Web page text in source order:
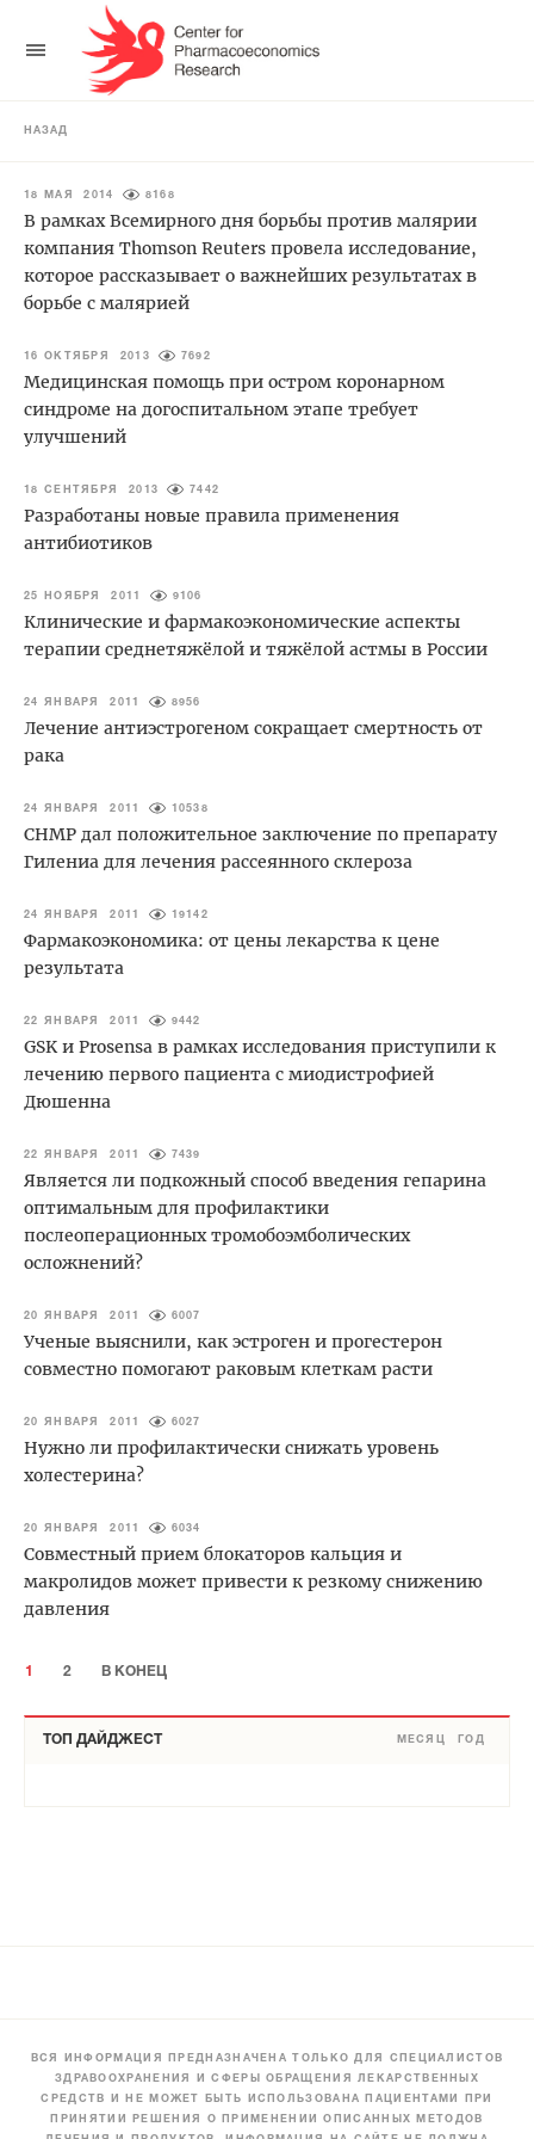
НАЗАД
18 МАЯ 2014 8168
В рамках Всемирного дня борьбы против малярии
компания Thomson Reuters провела исследование,
которое рассказывает о важнейших результатах в
борьбе с малярией
16 ОКТЯБРЯ 2013 7692
Медицинская помощь при остром коронарном
синдроме на догоспитальном этапе требует
улучшений
18 СЕНТЯБРЯ 2013 7442
Разработаны новые правила применения
антибиотиков
25 НОЯБРЯ 2011 9106
Клинические и фармакоэкономические аспекты
терапии среднетяжёлой и тяжёлой астмы в России
24 ЯНВАРЯ 2011 8956
Лечение антиэстрогеном сокращает смертность от
рака
24 ЯНВАРЯ 2011 10538
CHMP дал положительное заключение по препарату
Гилениа для лечения рассеянного склероза
24 ЯНВАРЯ 2011 19142
Фармакоэкономика: от цены лекарства к цене
результата
22 ЯНВАРЯ 2011 9442
GSK и Prosensa в рамках исследования приступили к
лечению первого пациента с миодистрофией
Дюшенна
22 ЯНВАРЯ 2011 7439
Является ли подкожный способ введения гепарина
оптимальным для профилактики
послеоперационных тромобоэмболических
осложнений?
20 ЯНВАРЯ 2011 6007
Ученые выяснили, как эстроген и прогестерон
совместно помогают раковым клеткам расти
20 ЯНВАРЯ 2011 6027
Нужно ли профилактически снижать уровень
холестерина?
20 ЯНВАРЯ 2011 6034
Совместный прием блокаторов кальция и
макролидов может привести к резкому снижению
давления
1 2 В КОНЕЦ
ТОП ДАЙДЖЕСТ МЕСЯЦ ГОД
ВСЯ ИНФОРМАЦИЯ ПРЕДНАЗНАЧЕНА ТОЛЬКО ДЛЯ СПЕЦИАЛИСТОВ
ЗДРАВООХРАНЕНИЯ И СФЕРЫ ОБРАЩЕНИЯ ЛЕКАРСТВЕННЫХ
СРЕДСТВ И НЕ МОЖЕТ БЫТЬ ИСПОЛЬЗОВАНА ПАЦИЕНТАМИ ПРИ
ПРИНЯТИИ РЕШЕНИЯ О ПРИМЕНЕНИИ ОПИСАННЫХ МЕТОДОВ